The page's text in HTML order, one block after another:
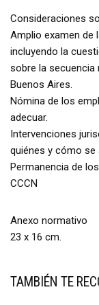
Consideraciones
Amplio examen de
incluyendo la
sobre la secuencia
Buenos Aires.
Nómina de los
adecuar.
Intervenciones
quiénes y cómo se
Permanencia de
CCCN
Anexo normativo
23 x 16 cm.
TAMBIÉN TE